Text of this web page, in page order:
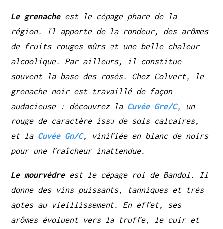
Le grenacheest le cépage phare de la
région. Il apporte de la rondeur, des arômes
de fruits rouges mûrs et une belle chaleur
alcoolique. Par ailleurs, il constitue
souvent la base des rosés. Chez Colvert, le
grenache noir est travaillé de façon
audacieuse : découvrez la Cuvée Gre/C, un
rouge de caractère issu de sols calcaires,
et la Cuvée Gn/C, vinifiée en blanc de noirs
pour une fraîcheur inattendue.
Le mourvèdreest le cépage roi de Bandol. Il
donne des vins puissants, tanniques et très
aptes au vieillissement. En effet, ses
arômes évoluent vers la truffe, le cuir et